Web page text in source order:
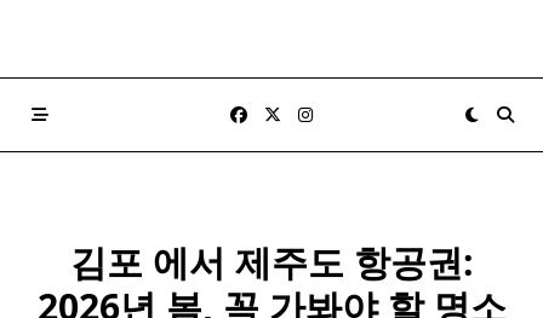
김포 에서 제주도 항공권:
2026년 봄, 꼭 가봐야 할 명소